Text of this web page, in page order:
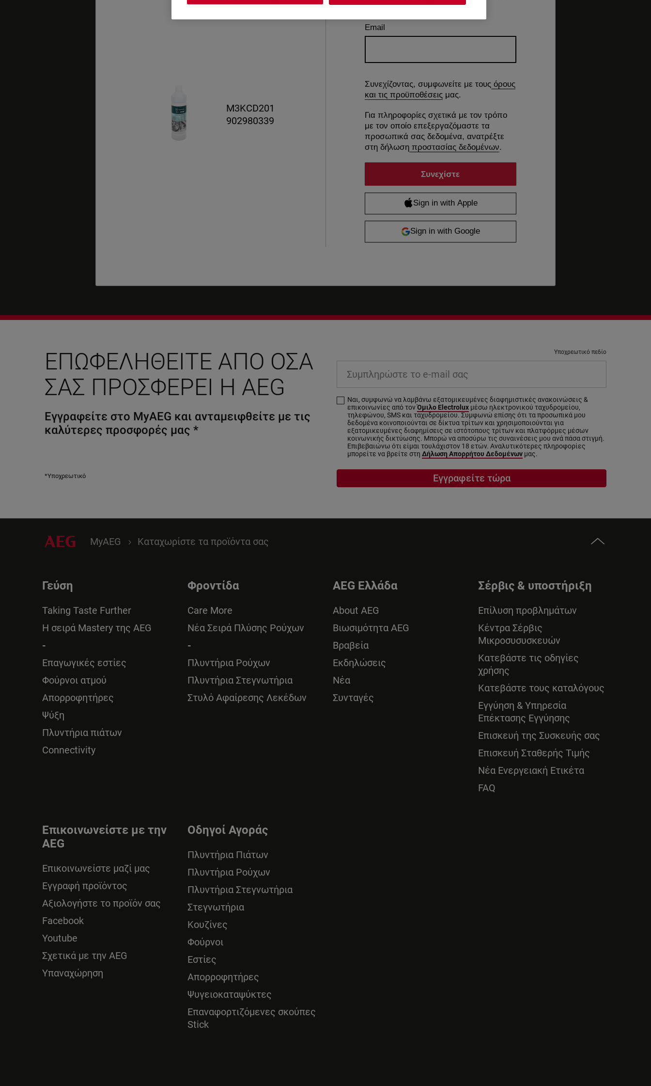
M3KCD201
902980339
Email
Συνεχίζοντας, συμφωνείτε με τους όρους
και τις προϋποθέσεις μας.
Για πληροφορίες σχετικά με τον τρόπο
με τον οποίο επεξεργαζόμαστε τα
προσωπικά σας δεδομένα, ανατρέξτε
στη δήλωσηπροστασίας δεδομένων.
ΕΠΩΦΕΛΗΘΕΊΤΕ ΑΠΌ ΌΣΑ
ΣΑΣ ΠΡΟΣΦΈΡΕΙ Η AEG
Εγγραφείτε στο MyAEG και ανταμειφθείτε με τις
καλύτερες προσφορές μας *
*Υποχρεωτικό
Υποχρεωτικό πεδίο
Ναι, συμφωνώ να λαμβάνω εξατομικευμένες διαφημιστικές ανακοινώσεις &
επικοινωνίες από τονΌμιλο Electrolux μέσω ηλεκτρονικού ταχυδρομείου,
τηλεφώνου, SMS και ταχυδρομείου. Συμφωνώ επίσης ότι τα προσωπικά μου
δεδομένα κοινοποιούνται σε δίκτυα τρίτων και χρησιμοποιούνται για
εξατομικευμένες διαφημίσεις σε ιστότοπους τρίτων και πλατφόρμες μέσων
κοινωνικής δικτύωσης. Μπορώ να αποσύρω τις συναινέσεις μου ανά πάσα στιγμή.
Επιβεβαιώνω ότι είμαι τουλάχιστον 18 ετών. Αναλυτικότερες πληροφορίες
μπορείτε να βρείτε στη Δήλωση Απορρήτου Δεδομένων μας.
Εγγραφείτε τώρα
MyAEG Καταχωρίστε τα προϊόντα σας
Γεύση
Taking Taste Further
Η σειρά Mastery της AEG
-
Επαγωγικές εστίες
Φούρνοι ατμού
Απορροφητήρες
Ψύξη
Πλυντήρια πιάτων
Connectivity
Φροντίδα
Care More
Νέα Σειρά Πλύσης Ρούχων
-
Πλυντήρια Ρούχων
Πλυντήρια Στεγνωτήρια
Στυλό Αφαίρεσης Λεκέδων
AEG Ελλάδα
About AEG
Βιωσιμότητα AEG
Βραβεία
Εκδηλώσεις
Νέα
Συνταγές
Σέρβις & υποστήριξη
Επίλυση προβλημάτων
Κέντρα Σέρβις
Μικροσυσυσκευών
Κατεβάστε τις οδηγίες
χρήσης
Κατεβάστε τους καταλόγους
Εγγύηση & Υπηρεσία
Επέκτασης Εγγύησης
Επισκευή της Συσκευής σας
Επισκευή Σταθερής Τιμής
Νέα Ενεργειακή Ετικέτα
FAQ
Επικοινωνείστε με την
AEG
Επικοινωνείστε μαζί μας
Εγγραφή προϊόντος
Αξιολογήστε το προϊόν σας
Facebook
Youtube
Σχετικά με την AEG
Υπαναχώρηση
Οδηγοί Αγοράς
Πλυντήρια Πιάτων
Πλυντήρια Ρούχων
Πλυντήρια Στεγνωτήρια
Στεγνωτήρια
Κουζίνες
Φούρνοι
Εστίες
Απορροφητήρες
Ψυγειοκαταψύκτες
Επαναφορτιζόμενες σκούπες
Stick